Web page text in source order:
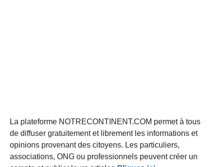
La plateforme NOTRECONTINENT.COM permet à tous
de diffuser gratuitement et librement les informations et
opinions provenant des citoyens. Les particuliers,
associations, ONG ou professionnels peuvent créer un